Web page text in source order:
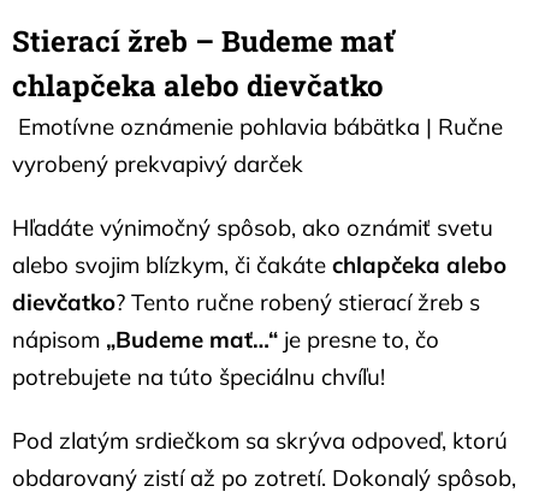
Stierací žreb – Budeme mať
chlapčeka alebo dievčatko
Emotívne oznámenie pohlavia bábätka | Ručne
vyrobený prekvapivý darček
Hľadáte výnimočný spôsob, ako oznámiť svetu
alebo svojim blízkym, či čakáte chlapčeka alebo
dievčatko? Tento ručne robený stierací žreb s
nápisom „Budeme mať…“ je presne to, čo
potrebujete na túto špeciálnu chvíľu!
Pod zlatým srdiečkom sa skrýva odpoveď, ktorú
obdarovaný zistí až po zotretí. Dokonalý spôsob,